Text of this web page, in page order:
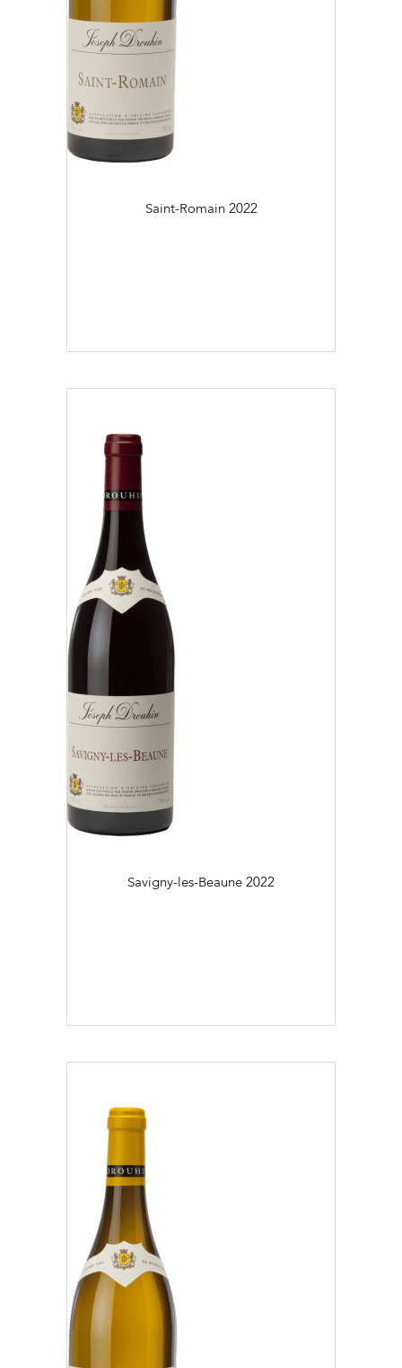
Saint-Romain 2022
Savigny-les-Beaune 2022